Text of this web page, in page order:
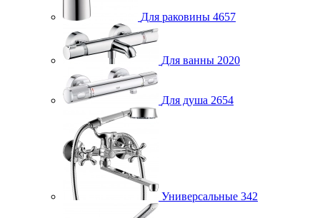
Для раковины 4657
Для ванны 2020
Для душа 2654
Универсальные 342